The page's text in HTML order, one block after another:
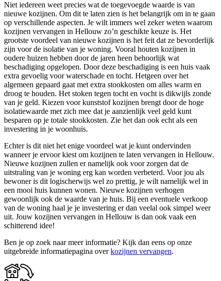
Niet iedereen weet precies wat de toegevoegde waarde is van
nieuwe kozijnen. Om dit te laten zien is het belangrijk om in te gaan
op verschillende aspecten. Je wilt immers wel zeker weten waarom
kozijnen vervangen in Hellouw zo’n geschikte keuze is. Het
grootste voordeel van nieuwe kozijnen is het feit dat ze bevorderlijk
zijn voor de isolatie van je woning. Vooral houten kozijnen in
oudere huizen hebben door de jaren heen behoorlijk wat
beschadiging opgelopen. Door deze beschadiging is een huis vaak
extra gevoelig voor waterschade en tocht. Hetgeen over het
algemeen gepaard gaat met extra stookkosten om alles warm en
droog te houden. Het stoken tegen tocht en vocht is dikwijls zonde
van je geld. Kiezen voor kunststof kozijnen brengt door de hoge
isolatiewaarde met zich mee dat je aanzienlijk veel geld kunt
besparen op je totale stookkosten. Zie het dan ook echt als een
investering in je woonhuis.
Echter is dit niet het enige voordeel wat je kunt ondervinden
wanneer je ervoor kiest om kozijnen te laten vervangen in Hellouw.
Nieuwe kozijnen zullen er namelijk ook voor zorgen dat de
uitstraling van je woning erg kan worden verbeterd. Voor jou als
bewoner is dit logischerwijs wel zo prettig, je wilt namelijk wel in
een mooi huis kunnen wonen. Nieuwe kozijnen verhogen
gewoonlijk ook de waarde van je huis. Bij een eventuele verkoop
van de woning haal je je investering er dan veelal ook simpel weer
uit. Jouw kozijnen vervangen in Hellouw is dan ook vaak een
schitterend idee!
Ben je op zoek naar meer informatie? Kijk dan eens op onze
uitgebreide informatiepagina overkozijnen vervangen.